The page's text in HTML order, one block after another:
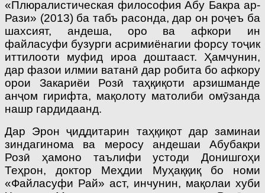
«Плюралистическая философия Абу Бакра ар-
Рази» (2013) ба табъ расонда, дар он роҷеъ ба
шахсият, андеша, оро ва афкори ин
файласуфи бузурги асримиёнагии форсу тоҷик
иттилооти муфид ироа доштааст. Ҳамчунин,
дар фазои илмии ватанӣ дар робита бо афкору
орои Закариёи Розӣ таҳқиқоти арзишманде
анҷом гирифта, мақолоту матолиби омӯзанда
нашр гардидаанд.
Дар Эрон ҷиддитарин таҳқиқот дар заминаи
зиндагинома ва меросу андешаи Абубакри
Розӣ ҳамоно таълифи устоди Донишгоҳи
Теҳрон, доктор Меҳдии Муҳаққиқ бо номи
«Файласуфи Рай» аст, инчунин, мақолаи хуби